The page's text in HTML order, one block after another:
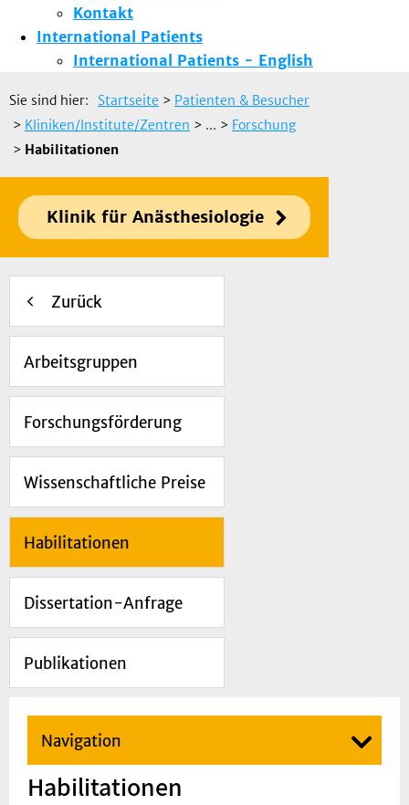
Kontakt
International Patients
International Patients - English
Sie sind hier: Startseite > Patienten & Besucher
> Kliniken/Institute/Zentren > ... > Forschung
> Habilitationen
Klinik für Anästhesiologie
Zurück
Arbeitsgruppen
Forschungsförderung
Wissenschaftliche Preise
Habilitationen
Dissertation-Anfrage
Publikationen
Navigation
Habilitationen